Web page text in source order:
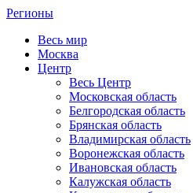
Регионы
Весь мир
Москва
Центр
Весь Центр
Московская область
Белгородская область
Брянская область
Владимирская область
Воронежская область
Ивановская область
Калужская область